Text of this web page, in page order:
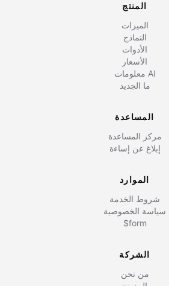
المنتج
الميزات
النماذج
الأدوات
الأسعار
معلومات AI
ما الجديد
المساعدة
مركز المساعدة
إبلاغ عن إساءة
الموارد
شروط الخدمة
سياسة الخصوصية
$form
الشركة
من نحن